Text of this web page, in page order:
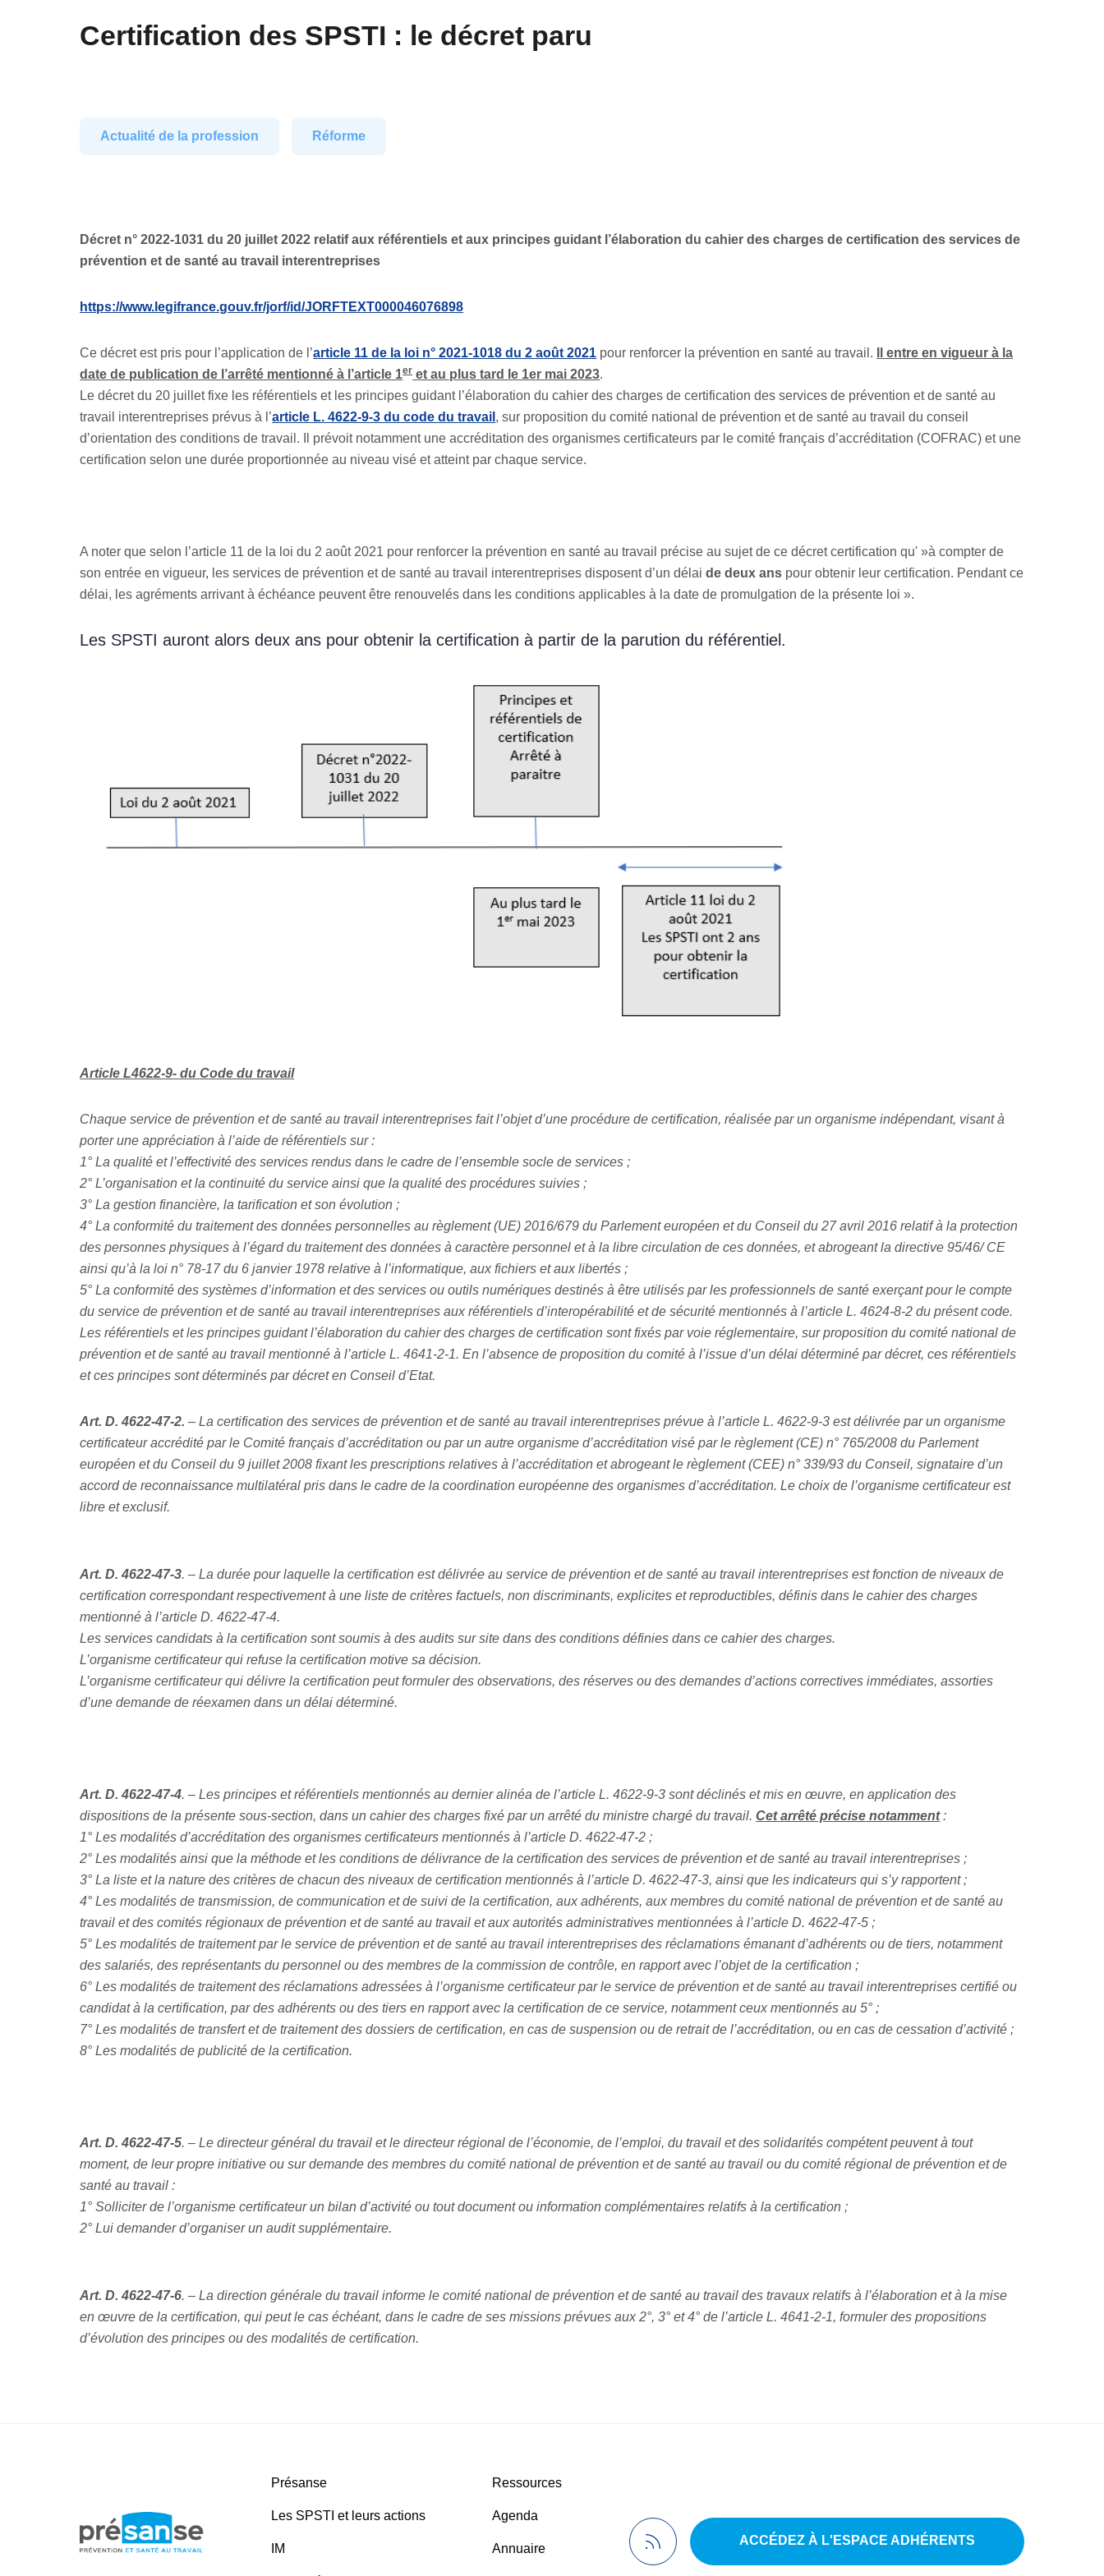
Certification des SPSTI : le décret paru
Actualité de la profession Réforme
Décret n° 2022-1031 du 20 juillet 2022 relatif aux référentiels et aux principes guidant l’élaboration du cahier des charges de certification des services de
prévention et de santé au travail interentreprises
https://www.legifrance.gouv.fr/jorf/id/JORFTEXT000046076898
Ce décret est pris pour l’application de l’article 11 de la loi n° 2021-1018 du 2 août 2021 pour renforcer la prévention en santé au travail.
Il entre en vigueur à la
date de publication de l’arrêté mentionné à l’article 1eret au plus tard le 1er mai 2023.
Le décret du 20 juillet fixe les référentiels et les principes guidant l’élaboration du cahier des charges de certification des services de prévention et de santé au
travail interentreprises prévus à l’article L. 4622-9-3 du code du travail , sur proposition du comité national de prévention et de santé au travail du conseil
d’orientation des conditions de travail. Il prévoit notamment une accréditation des organismes certificateurs par le comité français d’accréditation (COFRAC) et une
certification selon une durée proportionnée au niveau visé et atteint par chaque service.
A noter que selon l’article 11 de la loi du 2 août 2021 pour renforcer la prévention en santé au travail précise au sujet de ce décret certification qu' »à compter de
son entrée en vigueur, les services de prévention et de santé au travail interentreprises disposent d’un délaide deux ans pour obtenir leur certification. Pendant ce
délai, les agréments arrivant à échéance peuvent être renouvelés dans les conditions applicables à la date de promulgation de la présente loi ».
Les SPSTI auront alors deux ans pour obtenir la certification à partir de la parution du référentiel.
Article L4622-9- du Code du travail
Chaque service de prévention et de santé au travail interentreprises fait l’objet d’une procédure de certification, réalisée par un organisme indépendant, visant à
porter une appréciation à l’aide de référentiels sur :
1° La qualité et l’effectivité des services rendus dans le cadre de l’ensemble socle de services ;
2° L’organisation et la continuité du service ainsi que la qualité des procédures suivies ;
3° La gestion financière, la tarification et son évolution ;
4° La conformité du traitement des données personnelles au règlement (UE) 2016/679 du Parlement européen et du Conseil du 27 avril 2016 relatif à la protection
des personnes physiques à l’égard du traitement des données à caractère personnel et à la libre circulation de ces données, et abrogeant la directive 95/46/ CE
ainsi qu’à la loi n° 78-17 du 6 janvier 1978 relative à l’informatique, aux fichiers et aux libertés ;
5° La conformité des systèmes d’information et des services ou outils numériques destinés à être utilisés par les professionnels de santé exerçant pour le compte
du service de prévention et de santé au travail interentreprises aux référentiels d’interopérabilité et de sécurité mentionnés à l’article L. 4624-8-2 du présent code.
Les référentiels et les principes guidant l’élaboration du cahier des charges de certification sont fixés par voie réglementaire, sur proposition du comité national de
prévention et de santé au travail mentionné à l’article L. 4641-2-1. En l’absence de proposition du comité à l’issue d’un délai déterminé par décret, ces référentiels
et ces principes sont déterminés par décret en Conseil d’Etat.
Art. D. 4622-47-2. – La certification des services de prévention et de santé au travail interentreprises prévue à l’article L. 4622-9-3 est délivrée par un organisme
certificateur accrédité par le Comité français d’accréditation ou par un autre organisme d’accréditation visé par le règlement (CE) n° 765/2008 du Parlement
européen et du Conseil du 9 juillet 2008 fixant les prescriptions relatives à l’accréditation et abrogeant le règlement (CEE) n° 339/93 du Conseil, signataire d’un
accord de reconnaissance multilatéral pris dans le cadre de la coordination européenne des organismes d’accréditation. Le choix de l’organisme certificateur est
libre et exclusif.
Art. D. 4622-47-3. – La durée pour laquelle la certification est délivrée au service de prévention et de santé au travail interentreprises est fonction de niveaux de
certification correspondant respectivement à une liste de critères factuels, non discriminants, explicites et reproductibles, définis dans le cahier des charges
mentionné à l’article D. 4622-47-4.
Les services candidats à la certification sont soumis à des audits sur site dans des conditions définies dans ce cahier des charges.
L’organisme certificateur qui refuse la certification motive sa décision.
L’organisme certificateur qui délivre la certification peut formuler des observations, des réserves ou des demandes d’actions correctives immédiates, assorties
d’une demande de réexamen dans un délai déterminé.
Art. D. 4622-47-4. – Les principes et référentiels mentionnés au dernier alinéa de l’article L. 4622-9-3 sont déclinés et mis en œuvre, en application des
dispositions de la présente sous-section, dans un cahier des charges fixé par un arrêté du ministre chargé du travail.Cet arrêté précise notamment:
1° Les modalités d’accréditation des organismes certificateurs mentionnés à l’article D. 4622-47-2 ;
2° Les modalités ainsi que la méthode et les conditions de délivrance de la certification des services de prévention et de santé au travail interentreprises ;
3° La liste et la nature des critères de chacun des niveaux de certification mentionnés à l’article D. 4622-47-3, ainsi que les indicateurs qui s’y rapportent ;
4° Les modalités de transmission, de communication et de suivi de la certification, aux adhérents, aux membres du comité national de prévention et de santé au
travail et des comités régionaux de prévention et de santé au travail et aux autorités administratives mentionnées à l’article D. 4622-47-5 ;
5° Les modalités de traitement par le service de prévention et de santé au travail interentreprises des réclamations émanant d’adhérents ou de tiers, notamment
des salariés, des représentants du personnel ou des membres de la commission de contrôle, en rapport avec l’objet de la certification ;
6° Les modalités de traitement des réclamations adressées à l’organisme certificateur par le service de prévention et de santé au travail interentreprises certifié ou
candidat à la certification, par des adhérents ou des tiers en rapport avec la certification de ce service, notamment ceux mentionnés au 5° ;
7° Les modalités de transfert et de traitement des dossiers de certification, en cas de suspension ou de retrait de l’accréditation, ou en cas de cessation d’activité ;
8° Les modalités de publicité de la certification.
Art. D. 4622-47-5. – Le directeur général du travail et le directeur régional de l’économie, de l’emploi, du travail et des solidarités compétent peuvent à tout
moment, de leur propre initiative ou sur demande des membres du comité national de prévention et de santé au travail ou du comité régional de prévention et de
santé au travail :
1° Solliciter de l’organisme certificateur un bilan d’activité ou tout document ou information complémentaires relatifs à la certification ;
2° Lui demander d’organiser un audit supplémentaire.
Art. D. 4622-47-6. – La direction générale du travail informe le comité national de prévention et de santé au travail des travaux relatifs à l’élaboration et à la mise
en œuvre de la certification, qui peut le cas échéant, dans le cadre de ses missions prévues aux 2°, 3° et 4° de l’article L. 4641-2-1, formuler des propositions
d’évolution des principes ou des modalités de certification.
Présanse
Les SPSTI et leurs actions
IM
Ressources
Agenda
Annuaire
ACCÉDEZ À L'ESPACE ADHÉRENTS